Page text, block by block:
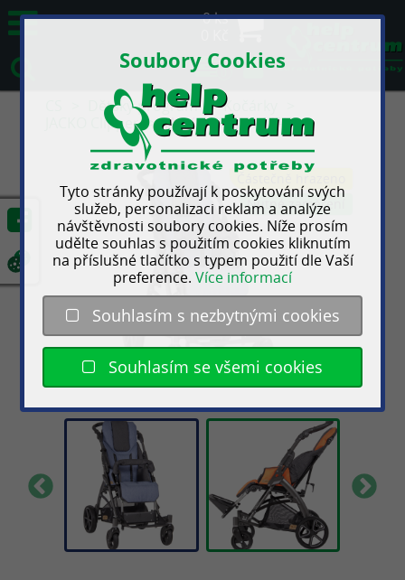
Soubory Cookies
Tyto stránky používají k poskytování svých
služeb, personalizaci reklam a analýze
návštěvnosti soubory cookies. Níže prosím
udělte souhlas s použitím cookies kliknutím
na příslušné tlačítko s typem použití dle Vaší
preference. Více informací
Souhlasím s nezbytnými cookies
Souhlasím se všemi cookies
0 ks
0
Dětský program
Kočárky
JACKO Clipper
JACKO Clipper MAXI
Částečně hrazeno
Nutné zaměření